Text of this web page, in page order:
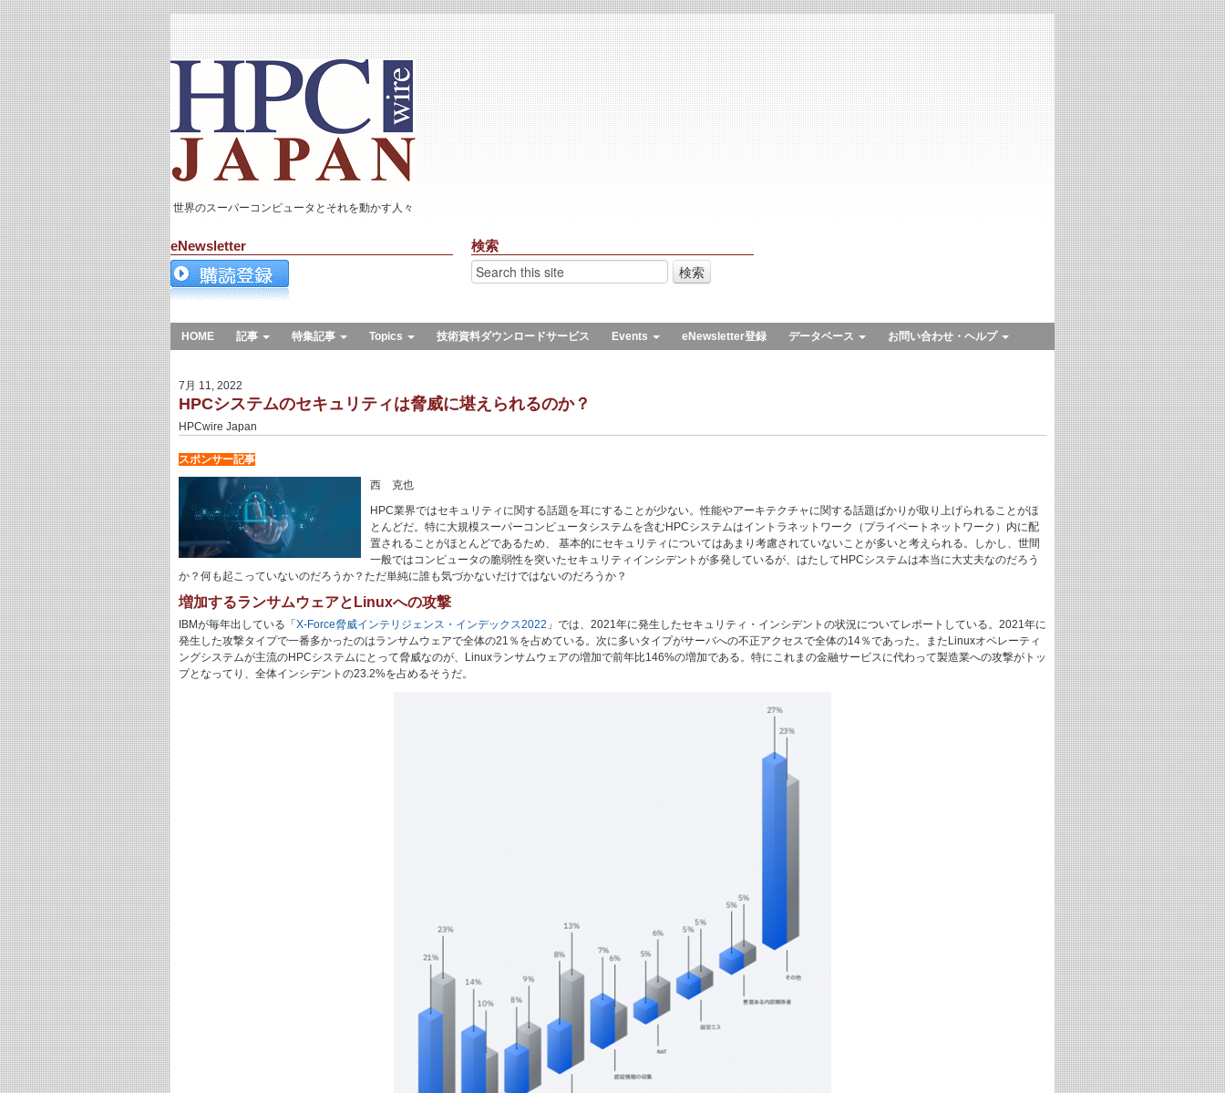
世界のスーパーコンピュータとそれを動かす人々
eNewsletter 検索
HOME 記事 特集記事 Topics 技術資料ダウンロードサービス Events eNewsletter登録 データベース お問い合わせ・ヘルプ
7月 11, 2022
HPCシステムのセキュリティは脅威に堪えられるのか？
HPCwire Japan
スポンサー記事
西 克也
HPC業界ではセキュリティに関する話題を耳にすることが少ない。性能やアーキテクチャに関する話題ばかりが取り上げられることがほ
とんどだ。特に大規模スーパーコンピュータシステムを含むHPCシステムはイントラネットワーク（プライベートネットワーク）内に配
置されることがほとんどであるため、 基本的にセキュリティについてはあまり考慮されていないことが多いと考えられる。しかし、世間
一般ではコンピュータの脆弱性を突いたセキュリティインシデントが多発しているが、はたしてHPCシステムは本当に大丈夫なのだろう
か？何も起こっていないのだろうか？ただ単純に誰も気づかないだけではないのだろうか？
増加するランサムウェアとLinuxへの攻撃
IBMが毎年出している「 X-Force脅威インテリジェンス・インデックス2022 」では、2021年に発生したセキュリティ・インシデントの状況についてレポートしている。2021年に
発生した攻撃タイプで一番多かったのはランサムウェアで全体の21％を占めている。次に多いタイプがサーバへの不正アクセスで全体の14％であった。またLinuxオペレーティ
ングシステムが主流のHPCシステムにとって脅威なのが、Linuxランサムウェアの増加で前年比146%の増加である。特にこれまの金融サービスに代わって製造業への攻撃がトッ
プとなってり、全体インシデントの23.2%を占めるそうだ。